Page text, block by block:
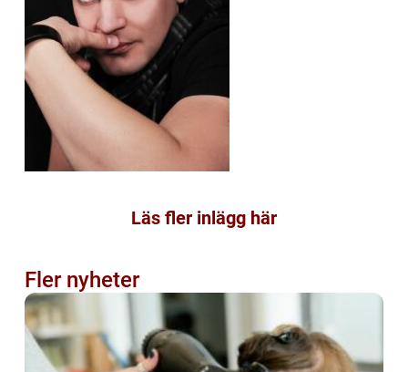
Läs fler inlägg här
Fler nyheter